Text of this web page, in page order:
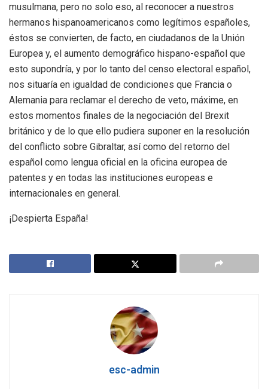
musulmana, pero no solo eso, al reconocer a nuestros
hermanos hispanoamericanos como legítimos españoles,
éstos se convierten, de facto, en ciudadanos de la Unión
Europea y, el aumento demográfico hispano-español que
esto supondría, y por lo tanto del censo electoral español,
nos situaría en igualdad de condiciones que Francia o
Alemania para reclamar el derecho de veto, máxime, en
estos momentos finales de la negociación del Brexit
británico y de lo que ello pudiera suponer en la resolución
del conflicto sobre Gibraltar, así como del retorno del
español como lengua oficial en la oficina europea de
patentes y en todas las instituciones europeas e
internacionales en general.
¡Despierta España!
esc-admin